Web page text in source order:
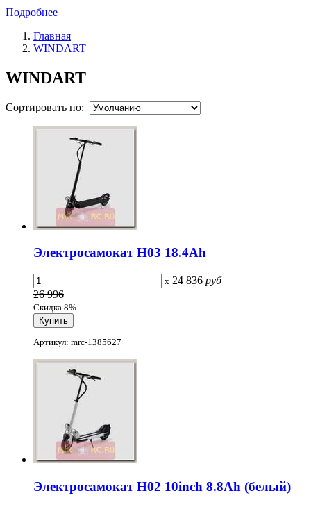
Подробнее
Главная
WINDART
WINDART
Сортировать по:
Электросамокат H03 18.4Ah
x 24 836 руб
26 996
Скидка 8%
Артикул: mrc-1385627
Электросамокат H02 10inch 8.8Ah (белый)